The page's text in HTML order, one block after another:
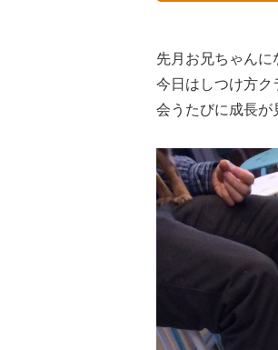
先月お兄ちゃんに
今日はしつけ方ク
会うたびに成長が